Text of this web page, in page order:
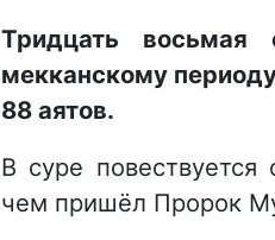
Тридцать
мекканскому
88 аятов.
В суре
чем пришёл Пророк